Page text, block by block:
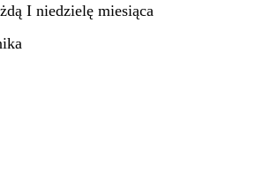
I niedzielę miesiąca